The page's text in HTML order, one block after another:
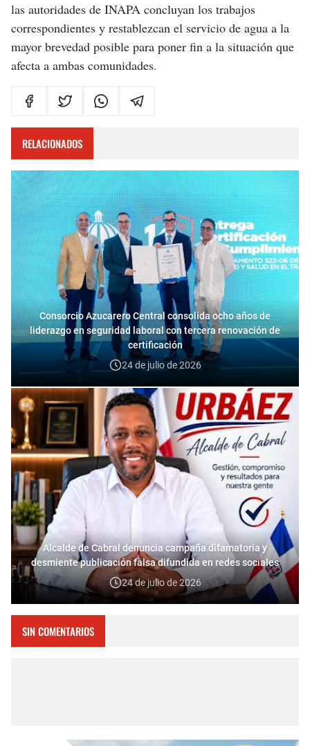
las autoridades de INAPA concluyan los trabajos
correspondientes y restablezcan el servicio de agua a la
mayor brevedad posible para poner fin a la situación que
afecta a ambas comunidades.
RELACIONADOS
Consorcio Azucarero Central consolida ocho años de
liderazgo en seguridad laboral con tercera renovación de
certificación
24 de julio de 2026
Alcalde de Cabral denuncia campaña difamatoria y
desmiente publicación falsa difundida en redes sociales
24 de julio de 2026
SIN COMENTARIOS